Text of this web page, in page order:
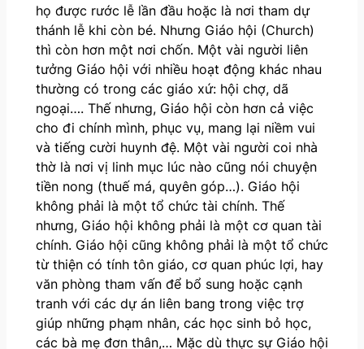
họ được rước lễ lần đầu hoặc là nơi tham dự
thánh lễ khi còn bé. Nhưng Giáo hội (Church)
thì còn hơn một nơi chốn. Một vài người liên
tưởng Giáo hội với nhiều hoạt động khác nhau
thường có trong các giáo xứ: hội chợ, dã
ngoại…. Thế nhưng, Giáo hội còn hơn cả việc
cho đi chính mình, phục vụ, mang lại niềm vui
và tiếng cười huynh đệ. Một vài người coi nhà
thờ là nơi vị linh mục lúc nào cũng nói chuyện
tiền nong (thuế má, quyên góp…). Giáo hội
không phải là một tổ chức tài chính. Thế
nhưng, Giáo hội không phải là một cơ quan tài
chính. Giáo hội cũng không phải là một tổ chức
từ thiện có tính tôn giáo, cơ quan phúc lợi, hay
văn phòng tham vấn để bổ sung hoặc cạnh
tranh với các dự án liên bang trong việc trợ
giúp những phạm nhân, các học sinh bỏ học,
các bà mẹ đơn thân,… Mặc dù thực sự Giáo hội